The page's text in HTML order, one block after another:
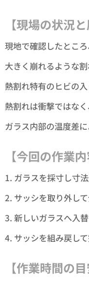
【現場の状況と
現地で確認したところ
大きく崩れるような割
熱割れ特有のヒビの
熱割れは衝撃ではなく
ガラス内部の温度差に
【今回の作業内
1. ガラスを採寸し寸
2. サッシを取り外し
3. 新しいガラスへ入替
4. サッシを組み戻し
【作業時間の目